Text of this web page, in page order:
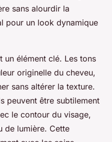
sans alourdir la
pour un look dynamique
un élément clé. Les tons
originelle du cheveu,
sans altérer la texture.
peuvent être subtilement
le contour du visage,
de lumière. Cette